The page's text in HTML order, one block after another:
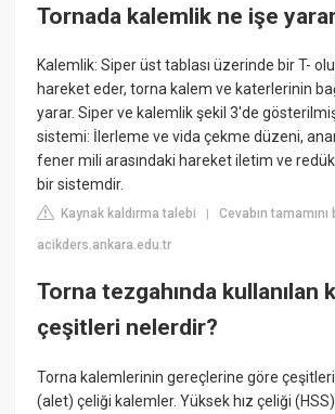
Tornada kalemlik ne işe
Kalemlik: Siper üst tablası üzerinde bir T-
hareket eder, torna kalem ve katerlerinin
yarar. Siper ve kalemlik şekil 3'de
sistemi: İlerleme ve vida çekme düzeni,
fener mili arasındaki hareket iletim ve
bir sistemdir.
Kaynak kaldırma talebi |Cevabın
acikders.ankara.edu.tr
Torna tezgahında kullanılan
çeşitleri nelerdir?
Torna kalemlerinin gereçlerine göre çeşitleri
(alet) çeliği kalemler. Yüksek hız çeliği